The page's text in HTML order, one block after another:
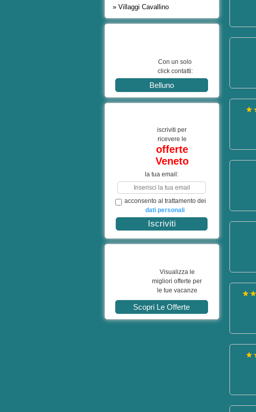
» Villaggi Cavallino
Con un solo
click contatti:
Belluno
iscriviti per
ricevere le
offerte
Veneto
la tua email:
acconsento al trattamento dei
dati personali
Visualizza le
migliori offerte per
le tue vacanze
Scopri Le Offerte